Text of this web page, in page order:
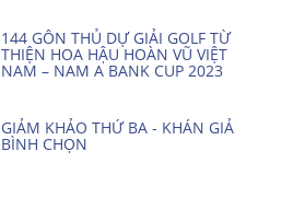
144 GÔN THỦ DỰ GIẢI GOLF TỪ
THIỆN HOA HẬU HOÀN VŨ VIỆT
NAM – NAM A BANK CUP 2023
GIẢM KHẢO THỨ BA - KHÁN GIẢ
BÌNH CHỌN